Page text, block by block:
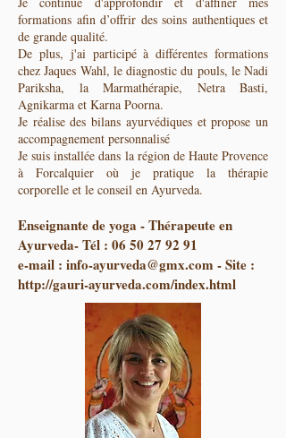
formations afin d’offrir des soins authentiques et
de grande qualité.
De plus, j'ai participé à différentes formations
chez Jaques Wahl, le diagnostic du pouls, le Nadi
Pariksha, la Marmathérapie, Netra Basti,
Agnikarma et Karna Poorna.
Je réalise des bilans ayurvédiques et propose un
accompagnement personnalisé
Je suis installée dans la région de Haute Provence
à Forcalquier où je pratique la thérapie
corporelle et le conseil en Ayurveda.
Enseignante de yoga - Thérapeute en
Ayurveda- Tél : 06 50 27 92 91
e-mail : info-ayurveda@gmx.com - Site :
http://gauri-ayurveda.com/index.html